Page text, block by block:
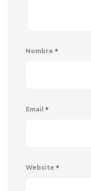
Nombre *
Email *
Website *